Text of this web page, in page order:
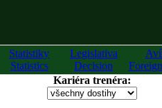
Statistiky
Statistics
Legislativa
Decision
Kariéra trenéra: